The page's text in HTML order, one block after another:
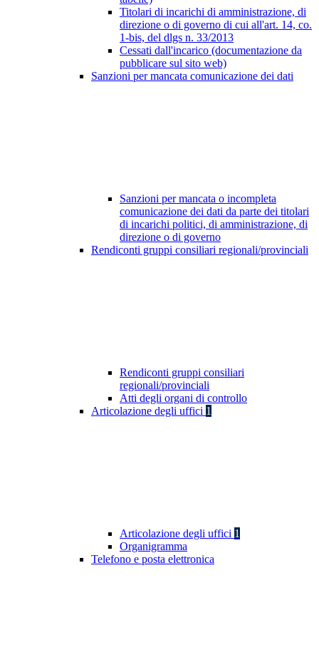
Titolari di incarichi di amministrazione, di
direzione o di governo di cui all'art. 14, co.
1-bis, del dlgs n. 33/2013
Cessati dall'incarico (documentazione da
pubblicare sul sito web)
Sanzioni per mancata comunicazione dei dati
Sanzioni per mancata o incompleta
comunicazione dei dati da parte dei titolari
di incarichi politici, di amministrazione, di
direzione o di governo
Rendiconti gruppi consiliari regionali/provinciali
Rendiconti gruppi consiliari
regionali/provinciali
Atti degli organi di controllo
Articolazione degli uffici 1
Articolazione degli uffici 1
Organigramma
Telefono e posta elettronica